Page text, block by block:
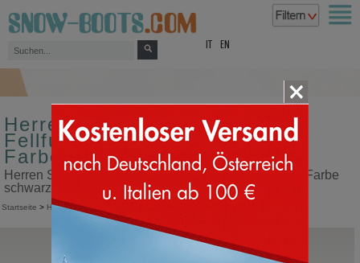
EN
Herren Schneestiefel mit
Fellfutter Tecnica Größe 47
Farbe schwarz
Herren Schneestiefel mit Fellfutter Tecnica Größe 47 Farbe
schwarz in unserem Snow Boots Online Shop kaufen
Startseite > Herren >Schneestiefel
Tecnica